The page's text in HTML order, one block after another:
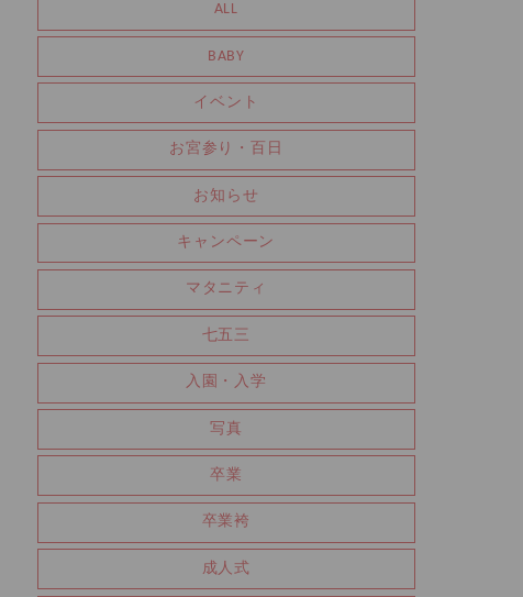
ALL
BABY
イベント
お宮参り・百日
お知らせ
キャンペーン
マタニティ
七五三
入園・入学
写真
卒業
卒業袴
成人式